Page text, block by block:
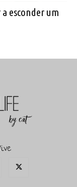
a esconder um